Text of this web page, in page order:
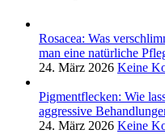
Rosacea: Was
man eine natürliche
24. März 2026 Keine
Pigmentflecken: Wie
aggressive
24. März 2026 Keine